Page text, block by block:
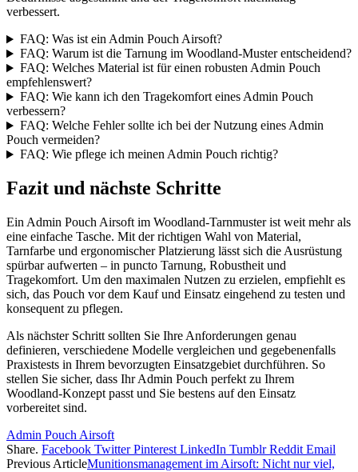
verbessert.
FAQ: Was ist ein Admin Pouch Airsoft?
FAQ: Warum ist die Tarnung im Woodland-Muster entscheidend?
FAQ: Welches Material ist für einen robusten Admin Pouch
empfehlenswert?
FAQ: Wie kann ich den Tragekomfort eines Admin Pouch
verbessern?
FAQ: Welche Fehler sollte ich bei der Nutzung eines Admin
Pouch vermeiden?
FAQ: Wie pflege ich meinen Admin Pouch richtig?
Fazit und nächste Schritte
Ein Admin Pouch Airsoft im Woodland-Tarnmuster ist weit mehr als
eine einfache Tasche. Mit der richtigen Wahl von Material,
Tarnfarbe und ergonomischer Platzierung lässt sich die Ausrüstung
spürbar aufwerten – in puncto Tarnung, Robustheit und
Tragekomfort. Um den maximalen Nutzen zu erzielen, empfiehlt es
sich, das Pouch vor dem Kauf und Einsatz eingehend zu testen und
konsequent zu pflegen.
Als nächster Schritt sollten Sie Ihre Anforderungen genau
definieren, verschiedene Modelle vergleichen und gegebenenfalls
Praxistests in Ihrem bevorzugten Einsatzgebiet durchführen. So
stellen Sie sicher, dass Ihr Admin Pouch perfekt zu Ihrem
Woodland-Konzept passt und Sie bestens auf den Einsatz
vorbereitet sind.
Admin Pouch Airsoft
Share. Facebook Twitter Pinterest LinkedIn Tumblr Reddit Email
Previous ArticleMunitionsmanagement im Airsoft: Nicht nur viel,